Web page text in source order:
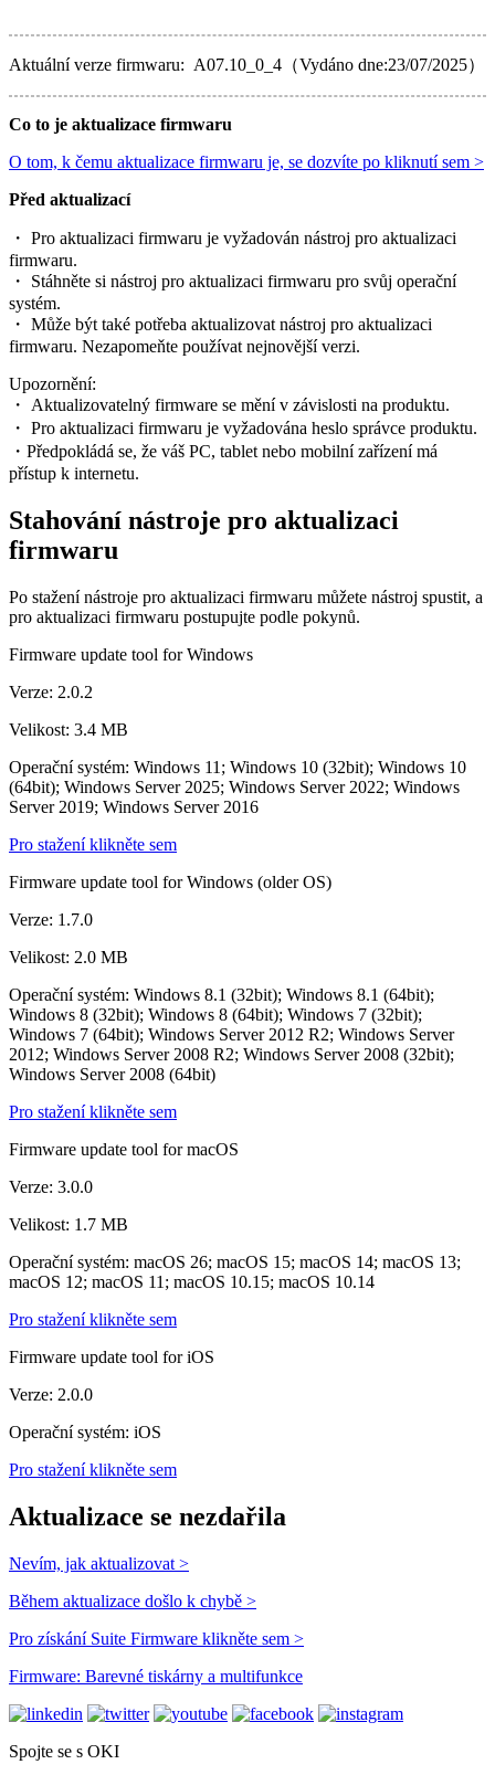
Aktuální verze firmwaru: A07.10_0_4（Vydáno dne:23/07/2025）
Co to je aktualizace firmwaru
O tom, k čemu aktualizace firmwaru je, se dozvíte po kliknutí sem >
Před aktualizací
・ Pro aktualizaci firmwaru je vyžadován nástroj pro aktualizaci
firmwaru.
・ Stáhněte si nástroj pro aktualizaci firmwaru pro svůj operační
systém.
・ Může být také potřeba aktualizovat nástroj pro aktualizaci
firmwaru. Nezapomeňte používat nejnovější verzi.
Upozornění:
・ Aktualizovatelný firmware se mění v závislosti na produktu.
・ Pro aktualizaci firmwaru je vyžadována heslo správce produktu.
・Předpokládá se, že váš PC, tablet nebo mobilní zařízení má
přístup k internetu.
Stahování nástroje pro aktualizaci
firmwaru
Po stažení nástroje pro aktualizaci firmwaru můžete nástroj spustit, a
pro aktualizaci firmwaru postupujte podle pokynů.
Firmware update tool for Windows
Verze: 2.0.2
Velikost: 3.4 MB
Operační systém: Windows 11; Windows 10 (32bit); Windows 10
(64bit); Windows Server 2025; Windows Server 2022; Windows
Server 2019; Windows Server 2016
Pro stažení klikněte sem
Firmware update tool for Windows (older OS)
Verze: 1.7.0
Velikost: 2.0 MB
Operační systém: Windows 8.1 (32bit); Windows 8.1 (64bit);
Windows 8 (32bit); Windows 8 (64bit); Windows 7 (32bit);
Windows 7 (64bit); Windows Server 2012 R2; Windows Server
2012; Windows Server 2008 R2; Windows Server 2008 (32bit);
Windows Server 2008 (64bit)
Pro stažení klikněte sem
Firmware update tool for macOS
Verze: 3.0.0
Velikost: 1.7 MB
Operační systém: macOS 26; macOS 15; macOS 14; macOS 13;
macOS 12; macOS 11; macOS 10.15; macOS 10.14
Pro stažení klikněte sem
Firmware update tool for iOS
Verze: 2.0.0
Operační systém: iOS
Pro stažení klikněte sem
Aktualizace se nezdařila
Nevím, jak aktualizovat >
Během aktualizace došlo k chybě >
Pro získání Suite Firmware klikněte sem >
Firmware: Barevné tiskárny a multifunkce
Spojte se s OKI